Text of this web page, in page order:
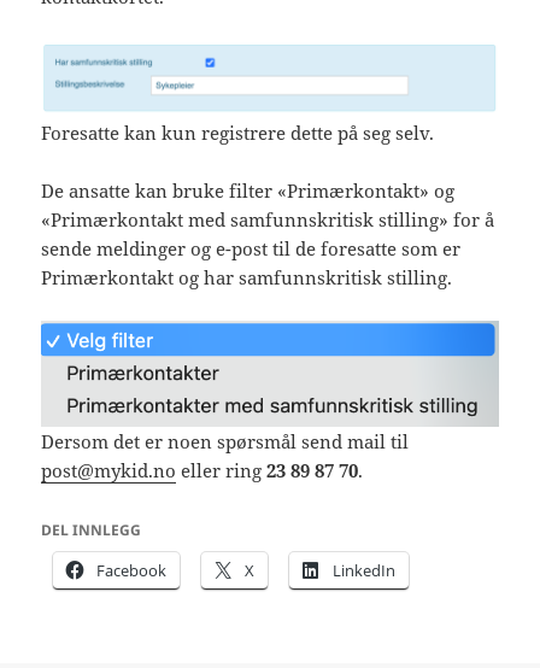
Foresatte kan kun registrere dette på seg selv.
De ansatte kan bruke filter «Primærkontakt» og
«Primærkontakt med samfunnskritisk stilling» for å
sende meldinger og e-post til de foresatte som er
Primærkontakt og har samfunnskritisk stilling.
Dersom det er noen spørsmål send mail til
post@mykid.no eller ring23 89 87 70.
DEL INNLEGG
Facebook X LinkedIn